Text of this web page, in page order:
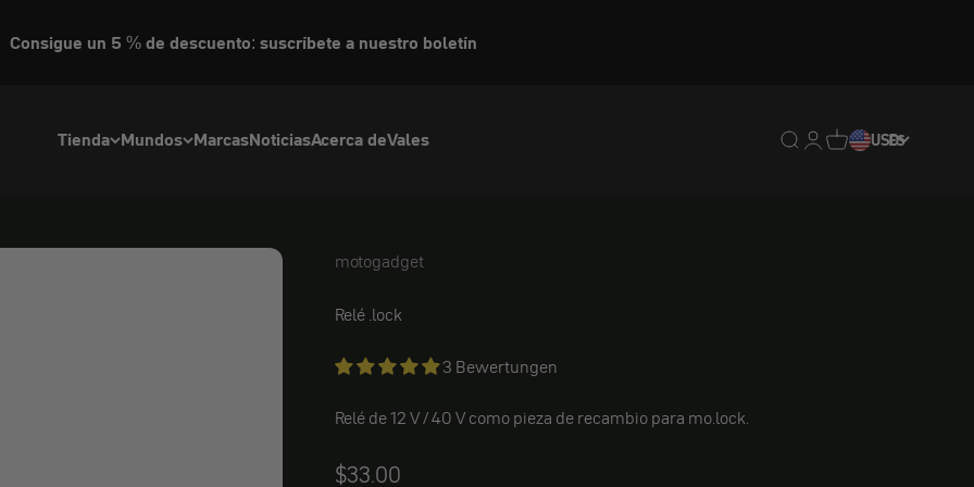
Consigue un 5 % de descuento: suscríbete a nuestro boletín
Tienda Mundos MarcasNoticiasAcerca deVales Traducción pendiente:
Traducción
Traducción
USDES
motogadget
Relé motogadget mo
.lock
3 Bewertungen
Relé de 12 V / 40 V como pieza de recambio para mo.lock.
Angebot
$33.00